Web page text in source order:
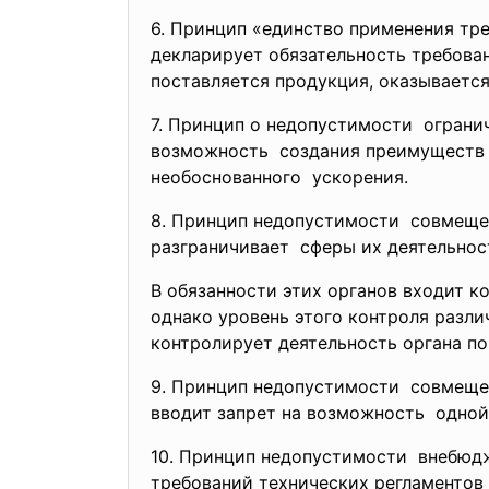
6. Принцип «единство применения
декларирует обязательность
поставляется продукция,
7. Принцип о недопустимости
возможность создания преимуществ
необоснованного ускорения.
8. Принцип недопустимости
разграничивает сферы их
В обязанности этих органов входит
однако уровень этого контроля
контролирует деятельность органа
9. Принцип недопустимости
вводит запрет на возможность
10. Принцип недопустимости
требований технических